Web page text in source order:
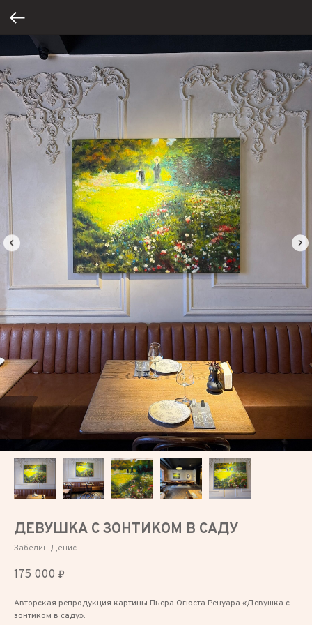
ДЕВУШКА С ЗОНТИКОМ В САДУ
Забелин Денис
175 000 ₽
Авторская репродукция картины Пьера Огюста Ренуара «Девушка с
зонтиком в саду».